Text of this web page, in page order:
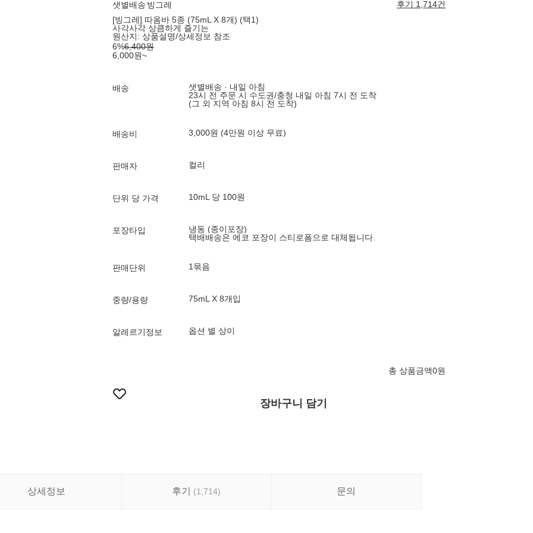
샛별배송 빙그레
후기 1,714건
[빙그레] 따옴바 5종 (75mL X 8개) (택1)
사각사각 상큼하게 즐기는
원산지: 상품설명/상세정보 참조
6%6,400원
6,000원~
배송
샛별배송 · 내일 아침
23시 전 주문 시 수도권/충청 내일 아침 7시 전 도착
(그 외 지역 아침 8시 전 도착)
배송비 3,000원 (4만원 이상 무료)
판매자 컬리
단위 당 가격 10mL 당 100원
포장타입
냉동 (종이포장)
택배배송은 에코 포장이 스티로폼으로 대체됩니다.
판매단위 1묶음
중량/용량 75mL X 8개입
알레르기정보 옵션 별 상이
총 상품금액0원
장바구니 담기
상세정보 후기 (1,714) 문의